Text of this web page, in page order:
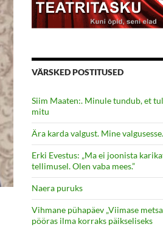
VÄRSKED POSTITUSED
Siim Maaten:. Minule tundub, et
mitu
Ära karda valgust. Mine
Erki Evestus: „Ma ei joonista
tellimusel. Olen vaba mees.”
Naera puruks
Vihmane pühapäev „Viimase
pööras ilma korraks päikseliseks